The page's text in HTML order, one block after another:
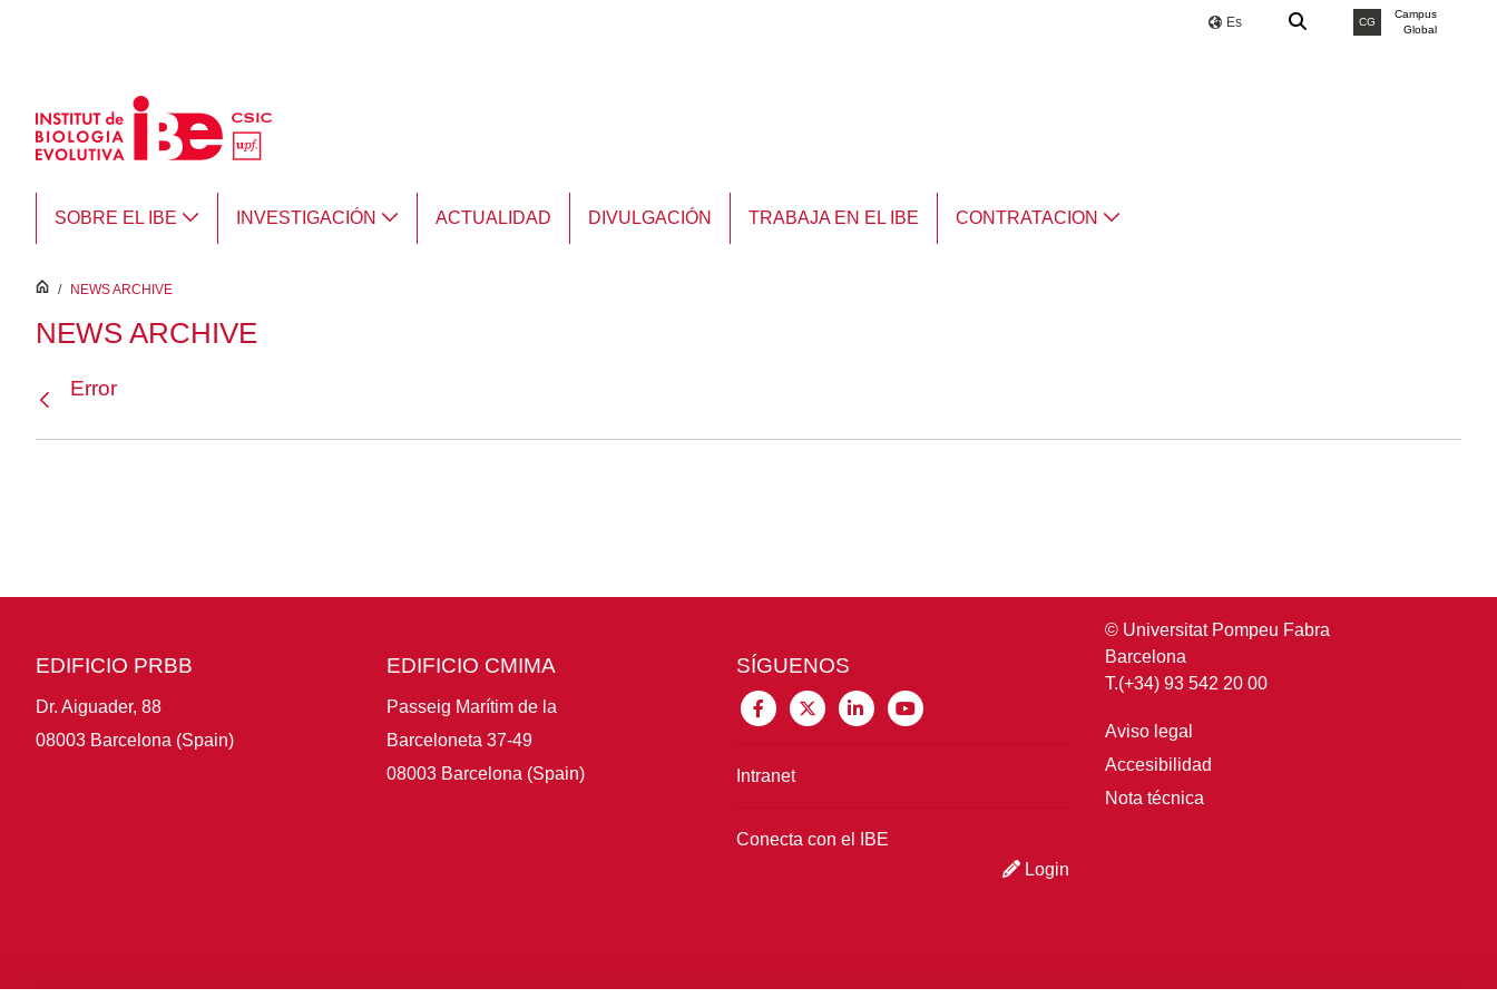
Es CG
Campus
Global
SOBRE EL IBE INVESTIGACIÓN ACTUALIDAD DIVULGACIÓN TRABAJA EN EL IBE CONTRATACION
inici
/ NEWS ARCHIVE
NEWS ARCHIVE
Error
EDIFICIO PRBB
Dr. Aiguader, 88
08003 Barcelona (Spain)
EDIFICIO CMIMA
Passeig Marítim de la
Barceloneta 37-49
08003 Barcelona (Spain)
SÍGUENOS
Intranet
Conecta con el IBE
Login
© Universitat Pompeu Fabra
Barcelona
T.(+34) 93 542 20 00
Aviso legal
Accesibilidad
Nota técnica